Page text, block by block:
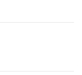
на поругание", -
князя
в этом огне
на поругание", -